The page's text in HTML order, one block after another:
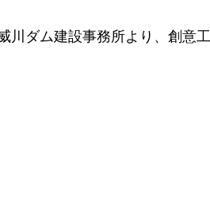
川ダム建設事務所より、創意工